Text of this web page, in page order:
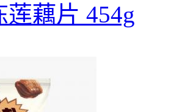
藕片 454g